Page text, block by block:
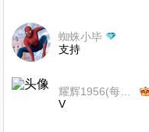
蜘蛛小毕
支持
V